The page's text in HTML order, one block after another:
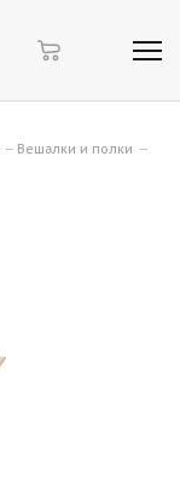
— Вешалки и полки —